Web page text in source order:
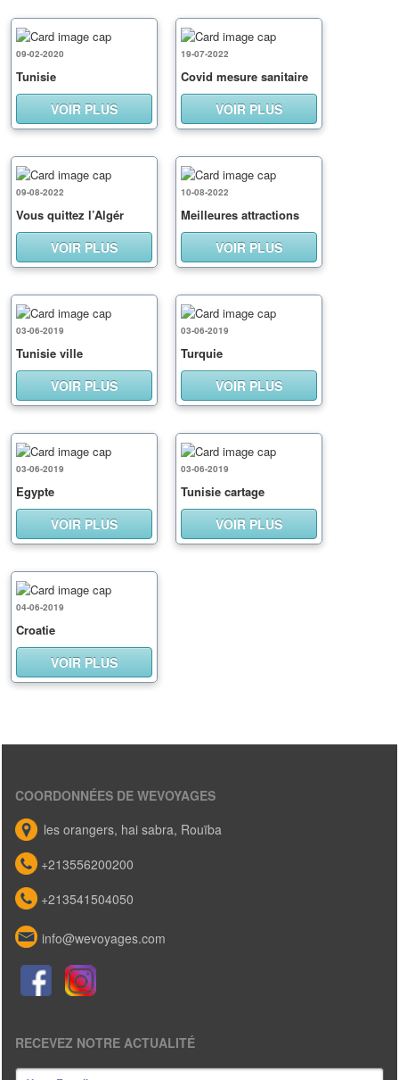
09-02-2020
Tunisie
VOIR PLUS
19-07-2022
Covid mesure sanitaire
VOIR PLUS
09-08-2022
Vous quittez l’Algér
VOIR PLUS
10-08-2022
Meilleures attractions
VOIR PLUS
03-06-2019
Tunisie ville
VOIR PLUS
03-06-2019
Turquie
VOIR PLUS
03-06-2019
Egypte
VOIR PLUS
03-06-2019
Tunisie cartage
VOIR PLUS
04-06-2019
Croatie
VOIR PLUS
COORDONNÉES DE WEVOYAGES
les orangers, hai sabra, Rouïba
+213556200200
+213541504050
info@wevoyages.com
RECEVEZ NOTRE ACTUALITÉ